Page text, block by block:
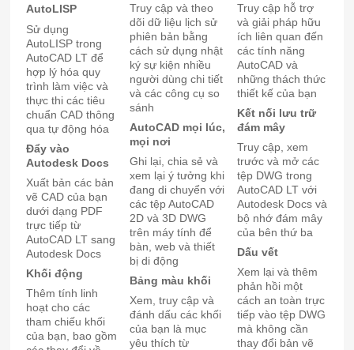
AutoLISP
Sử dụng
AutoLISP trong
AutoCAD LT để
hợp lý hóa quy
trình làm việc và
thực thi các tiêu
chuẩn CAD thông
qua tự động hóa
Đẩy vào
Autodesk Docs
Xuất bản các bản
vẽ CAD của bạn
dưới dạng PDF
trực tiếp từ
AutoCAD LT sang
Autodesk Docs
Khối động
Thêm tính linh
hoạt cho các
tham chiếu khối
của bạn, bao gồm
Truy cập và theo
dõi dữ liệu lịch sử
phiên bản bằng
cách sử dụng nhật
ký sự kiện nhiều
người dùng chi tiết
và các công cụ so
sánh
AutoCAD mọi lúc,
mọi nơi
Ghi lại, chia sẻ và
xem lại ý tưởng khi
đang di chuyển với
các tệp AutoCAD
2D và 3D DWG
trên máy tính để
bàn, web và thiết
bị di động
Bảng màu khối
Xem, truy cập và
đánh dấu các khối
của bạn là mục
yêu thích từ
Truy cập hỗ trợ
và giải pháp hữu
ích liên quan đến
các tính năng
AutoCAD và
những thách thức
thiết kế của bạn
Kết nối lưu trữ
đám mây
Truy cập, xem
trước và mở các
tệp DWG trong
AutoCAD LT với
Autodesk Docs và
bộ nhớ đám mây
của bên thứ ba
Dấu vết
Xem lại và thêm
phản hồi một
cách an toàn trực
tiếp vào tệp DWG
mà không cần
thay đổi bản vẽ